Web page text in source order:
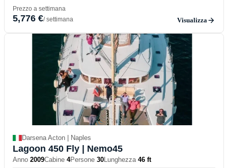
Prezzo a settimana
5,776 €/ settimana Visualizza
Darsena Acton | Naples
Lagoon 450 Fly | Nemo45
Anno 2009Cabine 4Persone 30Lunghezza 46 ft